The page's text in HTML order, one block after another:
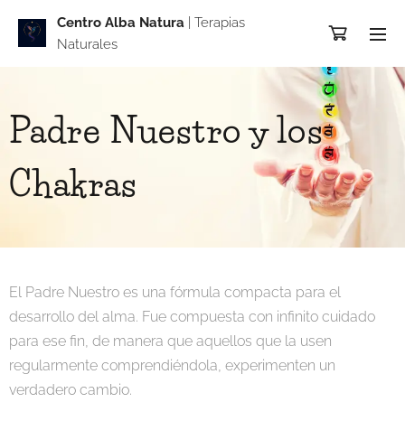
Centro Alba Natura | Terapias
Naturales
Padre Nuestro y los
Chakras
El Padre Nuestro es una fórmula compacta para el
desarrollo del alma. Fue compuesta con infinito cuidado
para ese fin, de manera que aquellos que la usen
regularmente comprendiéndola, experimenten un
verdadero cambio.